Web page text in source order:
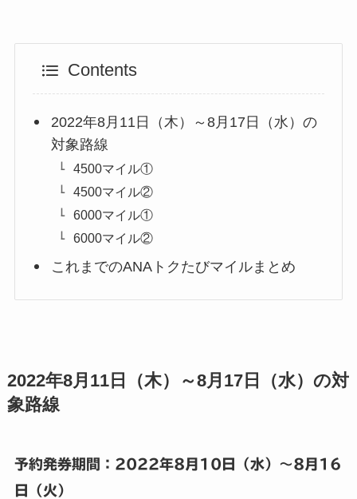
Contents
2022年8月11日（木）～8月17日（水）の
対象路線
4500マイル①
4500マイル②
6000マイル①
6000マイル②
これまでのANAトクたびマイルまとめ
2022年8月11日（木）～8月17日（水）の対
象路線
予約発券期間：2022年8月10日
（水）～8月16
日（火）